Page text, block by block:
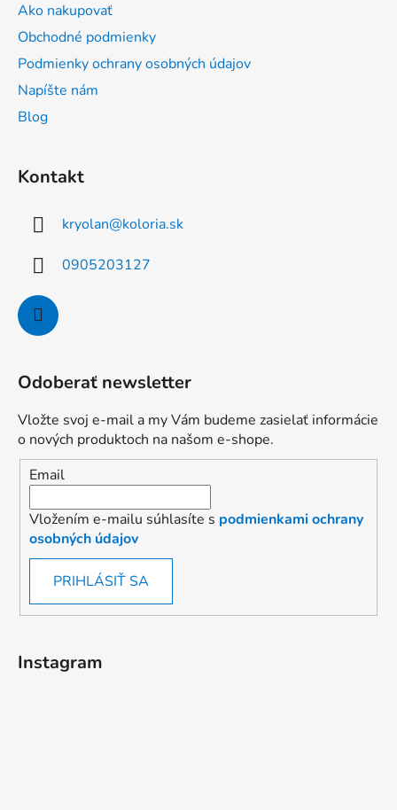
Ako nakupovať
Obchodné podmienky
Podmienky ochrany osobných údajov
Napíšte nám
Blog
Kontakt
kryolan@koloria.sk
0905203127
Odoberať newsletter
Vložte svoj e-mail a my Vám budeme zasielať informácie
o nových produktoch na našom e-shope.
Email
Vložením e-mailu súhlasíte s podmienkami ochrany
osobných údajov
PRIHLÁSIŤ SA
Instagram